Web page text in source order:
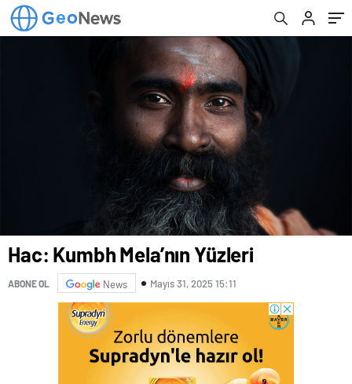
Hac: Kumbh Mela’nın Yüzleri
ABONE OL News Mayıs 31, 2025 15:11